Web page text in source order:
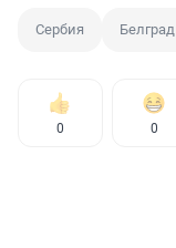
Сербия Белград
0 0